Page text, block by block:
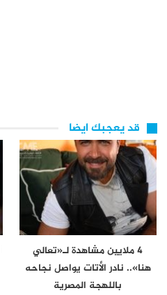
قد يعجبك ايضا
4 ملايين مشاهدة لـ«تعالي
هنا».. نادر الأتات يواصل نجاحه
باللهجة المصرية